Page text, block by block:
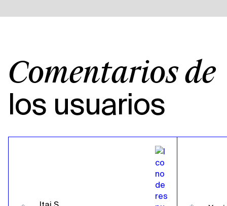
Comentarios de
los usuarios